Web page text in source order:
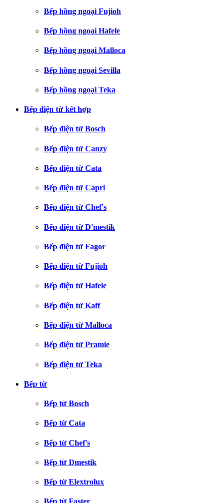
Bếp hồng ngoại Fujioh
Bếp hồng ngoại Hafele
Bếp hồng ngoại Malloca
Bếp hồng ngoại Sevilla
Bếp hồng ngoại Teka
Bếp điện từ kết hợp
Bếp điện từ Bosch
Bếp điện từ Canzy
Bếp điện từ Cata
Bếp điện từ Capri
Bếp điện từ Chef's
Bếp điện từ D'mestik
Bếp điện từ Fagor
Bếp điện từ Fujioh
Bếp điện từ Hafele
Bếp điện từ Kaff
Bếp điện từ Malloca
Bếp điện từ Pramie
Bếp điện từ Teka
Bếp từ
Bếp từ Bosch
Bếp từ Cata
Bếp từ Chef's
Bếp từ Dmestik
Bếp từ Elextrolux